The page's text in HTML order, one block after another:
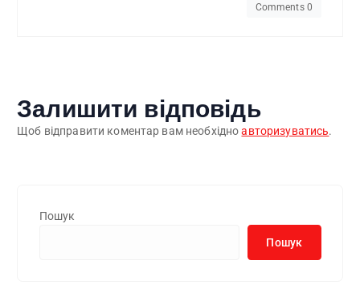
Comments 0
Залишити відповідь
Щоб відправити коментар вам необхідноавторизуватись.
Пошук
Пошук